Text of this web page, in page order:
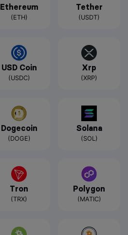
Ethereum
(ETH)
Tether
(USDT)
USD Coin
(USDC)
Xrp
(XRP)
Dogecoin
(DOGE)
Solana
(SOL)
Tron
(TRX)
Polygon
(MATIC)